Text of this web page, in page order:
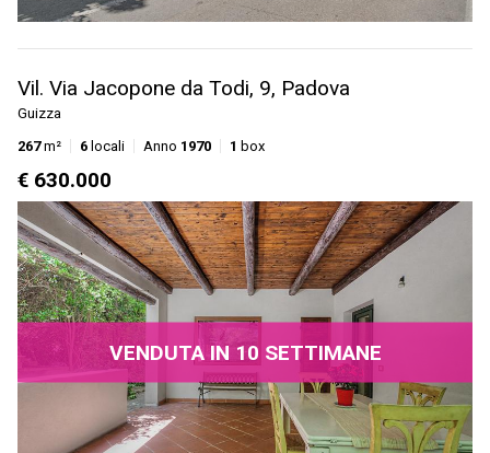
Vil. Via Jacopone da Todi, 9, Padova
Guizza
267m² 6 locali Anno 1970 1 box
€ 630.000
VENDUTA IN 10 SETTIMANE